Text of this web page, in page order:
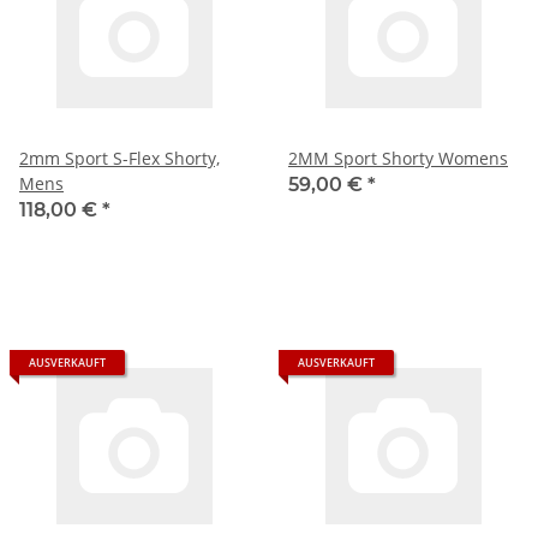
2mm Sport S-Flex Shorty,
Mens
118,00 € *
2MM Sport Shorty Womens
59,00 € *
AUSVERKAUFT AUSVERKAUFT